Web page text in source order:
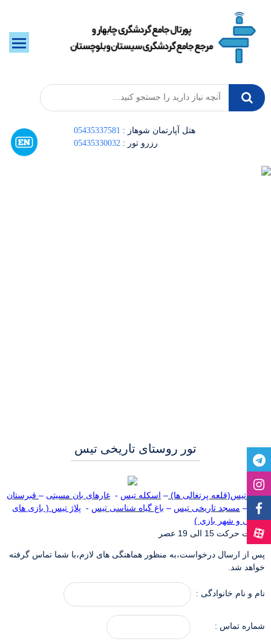
05435337581
: هتل آپارتمان شوهاز
05435330032
: رزرو تور
تور روستای تاریخی تیس
قلعه تیس(قلعه پرتغالی ها) – اسکله تیس - غارهای بان مسیتی – قبرستان
اجنه
– مسجد تاریخی تیس – باغ گیاه شناسی تیس - پلاژ تیس ( بازی های
دریایی و شهر بازی )
ساعت حرکت 15 الی 19 عصر
پس از ارسال درخواست،به منظور هماهنگی های لازم،با شما تماس گرفته
خواهد شد.
نام و نام خانوادگی :
شماره تماس :